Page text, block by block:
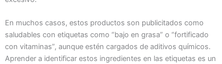
En muchos casos, estos productos son publicitados como
saludables con etiquetas como “bajo en grasa” o “fortificado
con vitaminas”, aunque estén cargados de aditivos químicos.
Aprender a identificar estos ingredientes en las etiquetas es un